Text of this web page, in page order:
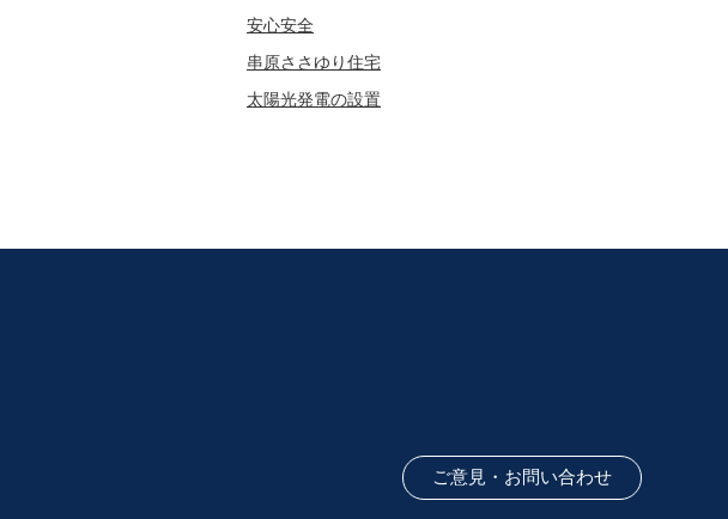
安心安全
串原ささゆり住宅
太陽光発電の設置
ご意見・お問い合わせ